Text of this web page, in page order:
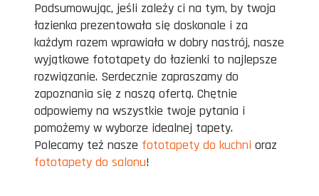
Podsumowując, jeśli zależy ci na tym, by twoja
łazienka prezentowała się doskonale i za
każdym razem wprawiała w dobry nastrój, nasze
wyjątkowe fototapety do łazienki to najlepsze
rozwiązanie. Serdecznie zapraszamy do
zapoznania się z naszą ofertą. Chętnie
odpowiemy na wszystkie twoje pytania i
pomożemy w wyborze idealnej tapety.
Polecamy też nasze fototapety do kuchni oraz
fototapety do salonu!